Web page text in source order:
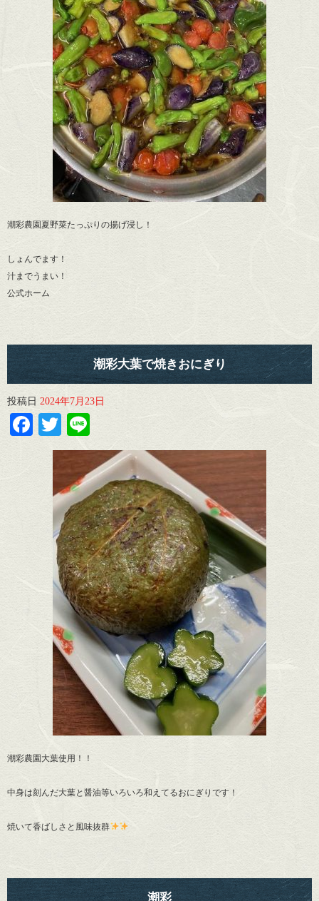
潮彩農園夏野菜たっぷりの揚げ浸し！
しょんでます！
汁までうまい！
公式ホーム
潮彩大葉で焼きおにぎり
投稿日 2024年7月23日
Facebook
Twitter
潮彩農園大葉使用！！
中身は刻んだ大葉と醤油等いろいろ和えてるおにぎりです！
焼いて香ばしさと風味抜群
潮彩